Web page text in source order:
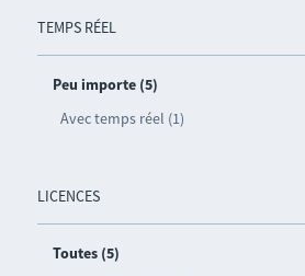
TEMPS RÉEL
Peu importe (5)
Avec temps réel (1)
LICENCES
Toutes (5)